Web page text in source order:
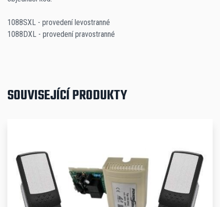
1088SXL - provedení levostranné
1088DXL - provedení pravostranné
Max. příkon
IP 67
SOUVISEJÍCÍ PRODUKTY